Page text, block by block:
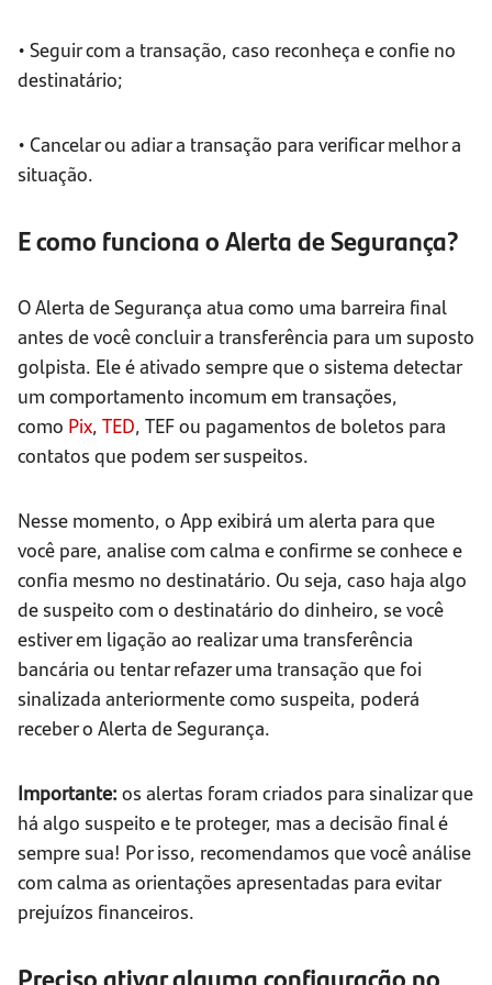
• Seguir com a transação, caso reconheça e confie no
destinatário;
• Cancelar ou adiar a transação para verificar melhor a
situação.
E como funciona o Alerta de Segurança?
O Alerta de Segurança atua como uma barreira final
antes de você concluir a transferência para um suposto
golpista. Ele é ativado sempre que o sistema detectar
um comportamento incomum em transações,
como Pix, TED, TEF ou pagamentos de boletos para
contatos que podem ser suspeitos.
Nesse momento, o App exibirá um alerta para que
você pare, analise com calma e confirme se conhece e
confia mesmo no destinatário. Ou seja, caso haja algo
de suspeito com o destinatário do dinheiro, se você
estiver em ligação ao realizar uma transferência
bancária ou tentar refazer uma transação que foi
sinalizada anteriormente como suspeita, poderá
receber o Alerta de Segurança.
Importante: os alertas foram criados para sinalizar que
há algo suspeito e te proteger, mas a decisão final é
sempre sua! Por isso, recomendamos que você análise
com calma as orientações apresentadas para evitar
prejuízos financeiros.
Preciso ativar alguma configuração no